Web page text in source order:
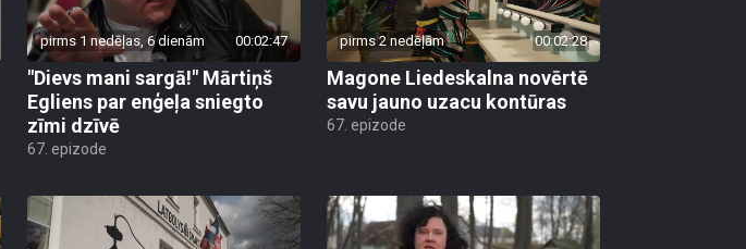
pirms 1 nedēļas, 6 dienām 00:02:47
"Dievs mani sargā!" Mārtiņš
Egliens par enģeļa sniegto
zīmi dzīvē
67. epizode
pirms 2 nedēļām 00:02:28
Magone Liedeskalna novērtē
savu jauno uzacu kontūras
67. epizode